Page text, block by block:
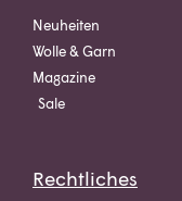
Neuheiten
Wolle & Garn
Magazine
Sale
Rechtliches